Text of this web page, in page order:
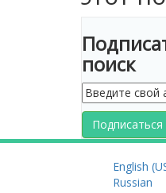
поиск
Подписаться
English
Russian